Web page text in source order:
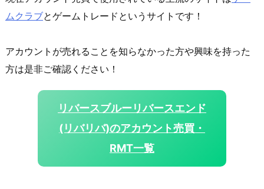
ムクラブとゲームトレードというサイトです！
アカウントが売れることを知らなかった方や興味を持った
方は是非ご確認ください！
リバースブルーリバースエンド
(リバリバ)のアカウント売買・
RMT一覧